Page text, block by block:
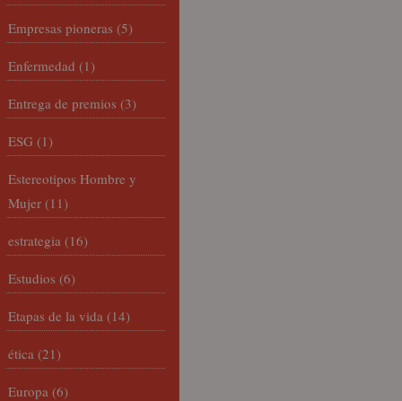
Empresas pioneras (5)
Enfermedad (1)
Entrega de premios (3)
ESG (1)
Estereotipos Hombre y
Mujer (11)
estrategia (16)
Estudios (6)
Etapas de la vida (14)
ética (21)
Europa (6)